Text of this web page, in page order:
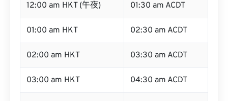
12:00 am HKT (午夜) 01:30 am ACDT
01:00 am HKT 02:30 am ACDT
02:00 am HKT 03:30 am ACDT
03:00 am HKT 04:30 am ACDT